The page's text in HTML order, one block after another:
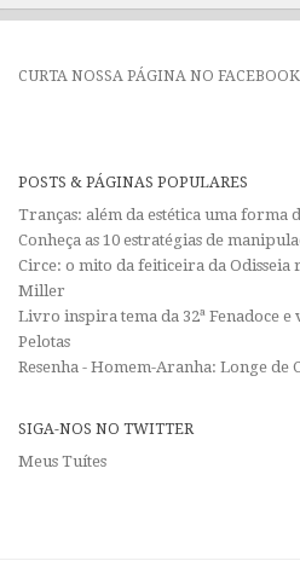
CURTA NOSSA PÁGINA NO FACEBOOK
POSTS & PÁGINAS POPULARES
Tranças: além da estética uma forma
Conheça as 10 estratégias de
Circe: o mito da feiticeira da
Miller
Livro inspira tema da 32ª Fenadoce
Pelotas
Resenha - Homem-Aranha: Longe de
SIGA-NOS NO TWITTER
Meus Tuítes